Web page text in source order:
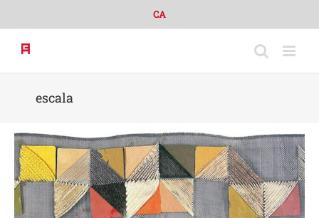
content
CA
escala